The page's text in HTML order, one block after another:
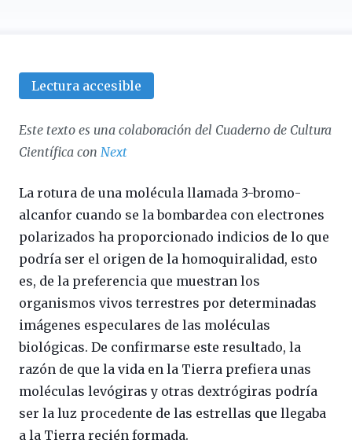
Lectura accesible
Este texto es una colaboración del Cuaderno de Cultura
Científica con Next
La rotura de una molécula llamada 3-bromo-
alcanfor cuando se la bombardea con electrones
polarizados ha proporcionado indicios de lo que
podría ser el origen de la homoquiralidad, esto
es, de la preferencia que muestran los
organismos vivos terrestres por determinadas
imágenes especulares de las moléculas
biológicas. De confirmarse este resultado, la
razón de que la vida en la Tierra prefiera unas
moléculas levógiras y otras dextrógiras podría
ser la luz procedente de las estrellas que llegaba
a la Tierra recién formada.